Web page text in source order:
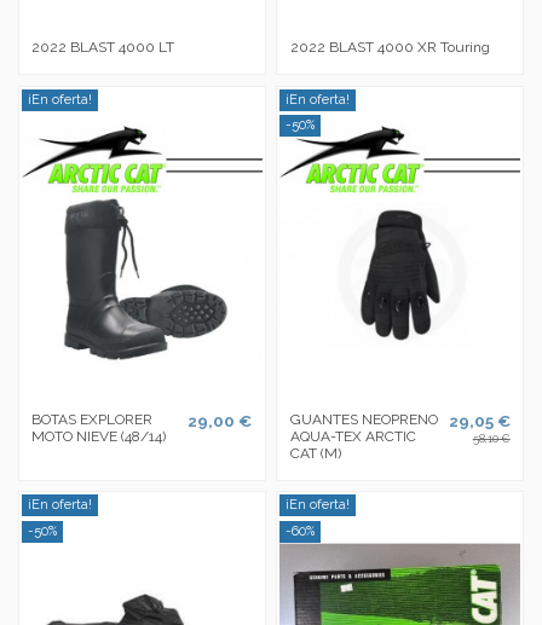
2022 BLAST 4000 LT 2022 BLAST 4000 XR Touring
¡En oferta!
BOTAS EXPLORER
MOTO NIEVE (48/14)
29,00 €
¡En oferta!
-50%
GUANTES NEOPRENO
AQUA-TEX ARCTIC
CAT (M)
29,05 €
58,10 €
¡En oferta!
-50%
¡En oferta!
-60%